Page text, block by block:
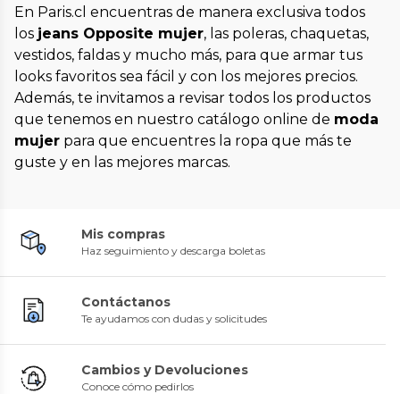
En Paris.cl encuentras de manera exclusiva todos
los jeans Opposite mujer, las poleras, chaquetas,
vestidos, faldas y mucho más, para que armar tus
looks favoritos sea fácil y con los mejores precios.
Además, te invitamos a revisar todos los productos
que tenemos en nuestro catálogo online de moda
mujer para que encuentres la ropa que más te
guste y en las mejores marcas.
Mis compras
Haz seguimiento y descarga boletas
Contáctanos
Te ayudamos con dudas y solicitudes
Cambios y Devoluciones
Conoce cómo pedirlos